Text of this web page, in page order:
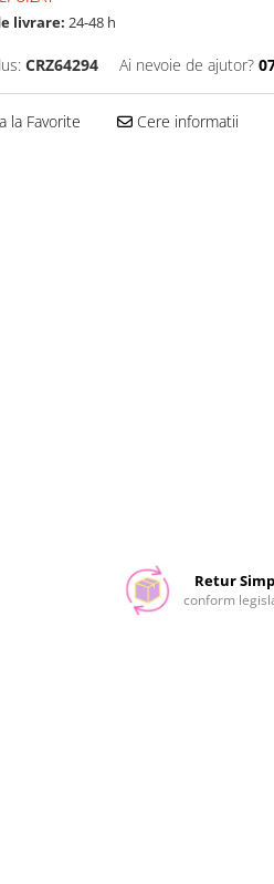
livrare: 24-48 h
CRZ64294 Ai nevoie de ajutor?
la Favorite Cere informatii
Retur
conform